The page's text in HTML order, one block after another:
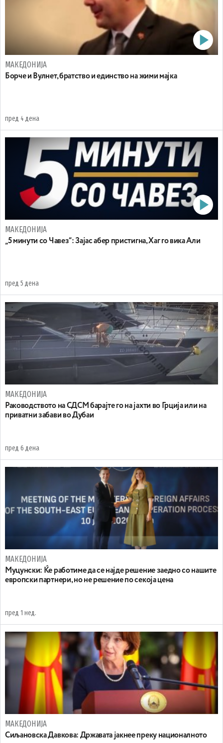
МАКЕДОНИЈА
Борче и Вулнет, братство и единство на жими мајка
пред 4 дена
МАКЕДОНИЈА
„5 минути со Чавез“: Зајас абер пристигна, Хаг го вика Али
пред 5 дена
МАКЕДОНИЈА
Раководството на СДСМ барајте го на јахти во Грција или на
приватни забави во Дубаи
пред 6 дена
МАКЕДОНИЈА
Муцунски: Ќе работиме да се најде решение заедно со нашите
европски партнери, но не решение по секоја цена
пред 1 нед.
МАКЕДОНИЈА
Сиљановска Давкова: Државата јакнее преку националното